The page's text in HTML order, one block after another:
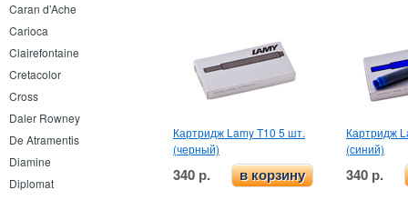
Caran d’Ache
Carioca
Clairefontaine
Cretacolor
Cross
Daler Rowney
De Atramentis
Diamine
Diplomat
Картридж Lamy T10 5 шт.
(черный)
340 р. в корзину
Картридж
(синий)
340 р.